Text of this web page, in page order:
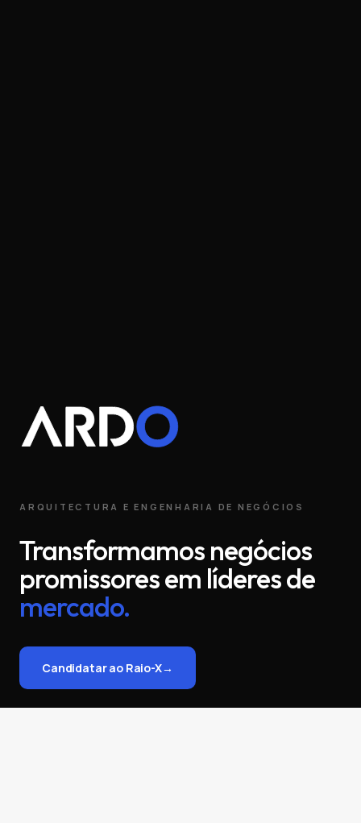
ARQUITECTURA E ENGENHARIA DE NEGÓCIOS
Transformamos negócios
promissores em líderes de
mercado.
Candidatar ao Raio-X→